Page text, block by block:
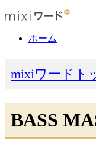
ホーム
mixiワードト
BASS